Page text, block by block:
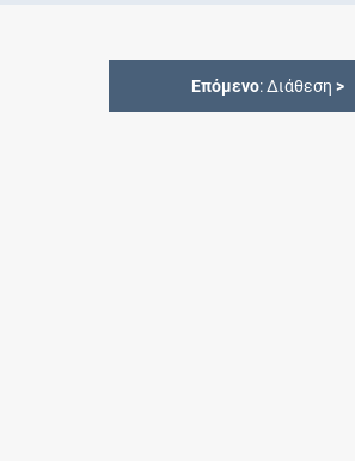
Επόμενο: Διάθεση >